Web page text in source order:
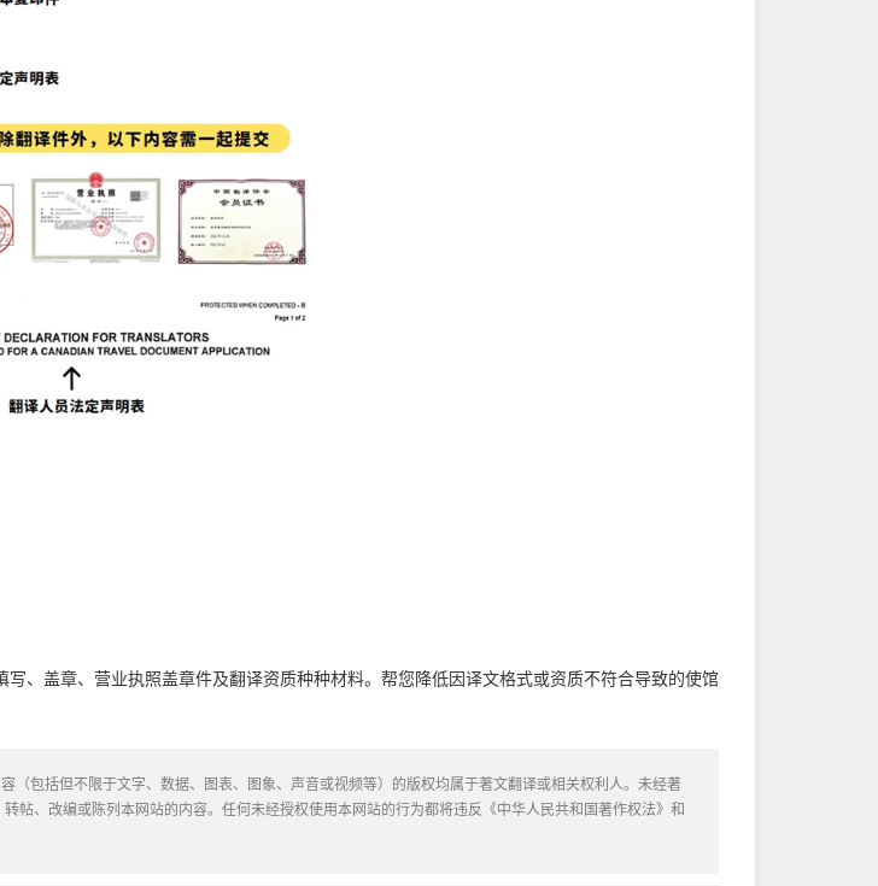
、盖章、营业执照盖章件及翻译资质种种材料。帮您降低因译文格式或资质不符合导致的使馆
（包括但不限于文字、数据、图表、图象、声音或视频等）的版权均属于著文翻译或相关权利人。未经著
帖、改编或陈列本网站的内容。任何未经授权使用本网站的行为都将违反《中华人民共和国著作权法》和